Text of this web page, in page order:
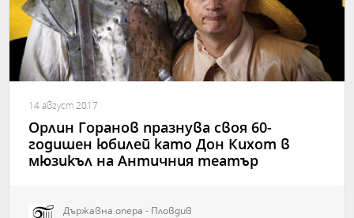
14 август 2017
Орлин Горанов празнува своя 60-
годишен юбилей като Дон Кихот в
мюзикъл на Античния театър
Държавна опера - Пловдив